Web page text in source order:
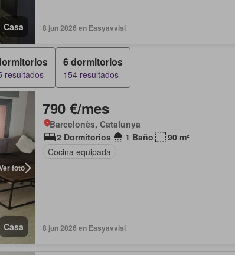
Casa 8 jun 2026 en Easyavvisi
resultados
6 dormitorios
154 resultados
foto
Casa
790 €/mes
Barcelonès, Catalunya
2 Dormitorios
1 Baño
90 m²
Cocina equipada
8 jun 2026 en Easyavvisi